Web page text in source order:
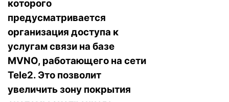
которого
предусматривается
организация доступа к
услугам связи на базе
MVNO, работающего на сети
Tele2. Это позволит
увеличить зону покрытия